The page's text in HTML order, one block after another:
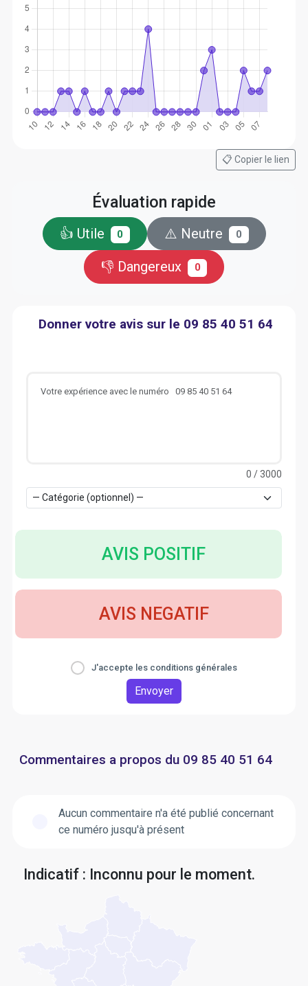
📋 Copier le lien
Évaluation rapide
👍 Utile 0 ⚠️ Neutre 0
👎 Dangereux 0
Donner votre avis sur le 09 85 40 51 64
0 / 3000
AVIS POSITIF
AVIS NEGATIF
J'accepte les conditions générales
Envoyer
Commentaires a propos du 09 85 40 51 64
Aucun commentaire n'a été publié concernant
ce numéro jusqu'à présent
Indicatif : Inconnu pour le moment.